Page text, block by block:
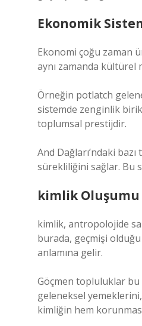
Ekonomik
Ekonomi çoğu zaman
aynı zamanda kültürel
Örneğin potlatch
sistemde zenginlik
toplumsal prestijdir.
And Dağları’ndaki
sürekliliğini sağlar. Bu
kimlik
kimlik, antropolojide
burada, geçmişi
anlamına gelir.
Göçmen topluluklar
geleneksel
kimliğin hem